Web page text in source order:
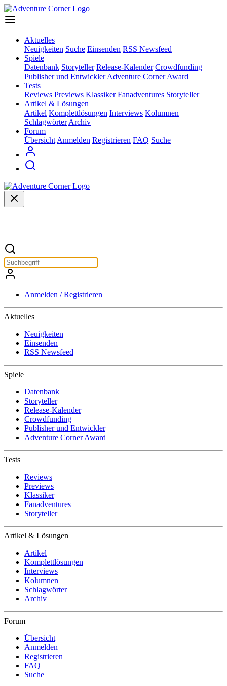
Aktuelles
Neuigkeiten Suche Einsenden RSS Newsfeed
Spiele
Datenbank Storyteller Release-Kalender Crowdfunding
Publisher und Entwickler Adventure Corner Award
Tests
Reviews Previews Klassiker Fanadventures Storyteller
Artikel & Lösungen
Artikel Komplettlösungen Interviews Kolumnen
Schlagwörter Archiv
Forum
Übersicht Anmelden Registrieren FAQ Suche
Anmelden / Registrieren
Aktuelles
Neuigkeiten
Einsenden
RSS Newsfeed
Spiele
Datenbank
Storyteller
Release-Kalender
Crowdfunding
Publisher und Entwickler
Adventure Corner Award
Tests
Reviews
Previews
Klassiker
Fanadventures
Storyteller
Artikel & Lösungen
Artikel
Komplettlösungen
Interviews
Kolumnen
Schlagwörter
Archiv
Forum
Übersicht
Anmelden
Registrieren
FAQ
Suche